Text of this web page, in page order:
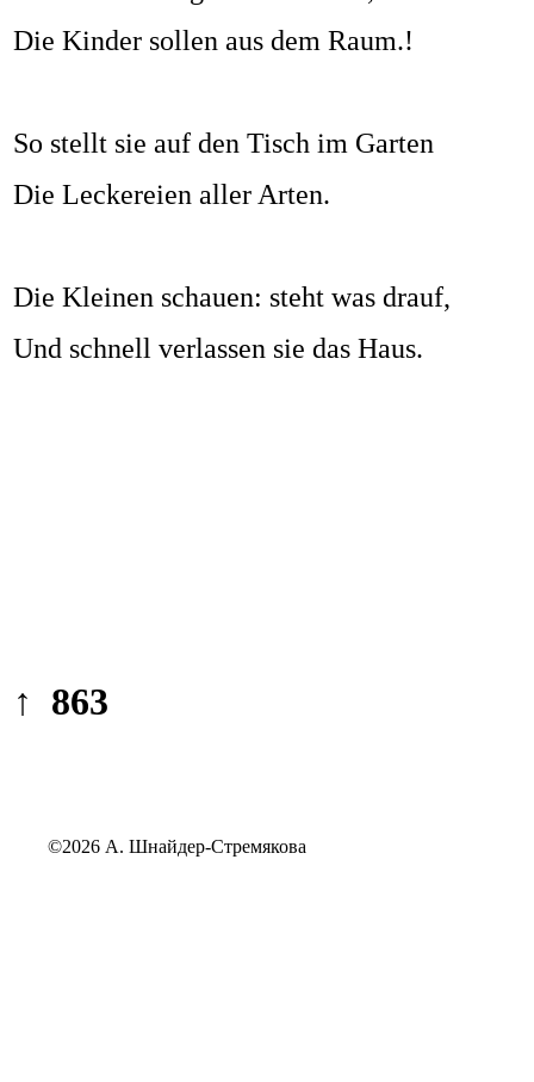
Die Kinder sollen aus dem Raum.!
So stellt sie auf den Tisch im Garten
Die Leckereien aller Arten.
Die Kleinen schauen: steht was drauf,
Und schnell verlassen sie das Haus.
↑ 863
©2026 А. Шнайдер-Стремякова